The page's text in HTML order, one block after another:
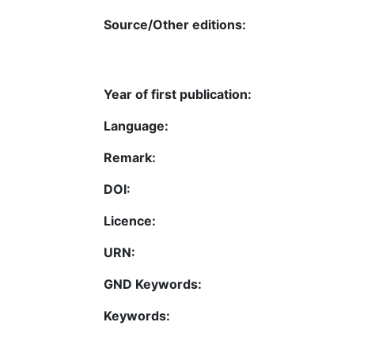
Source/Other editions:
Year of first publication:
Language:
Remark:
DOI:
Licence:
URN:
GND Keywords:
Keywords: